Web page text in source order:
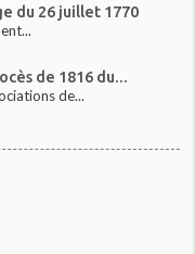
du 26 juillet 1770
de 1816 du...
de...